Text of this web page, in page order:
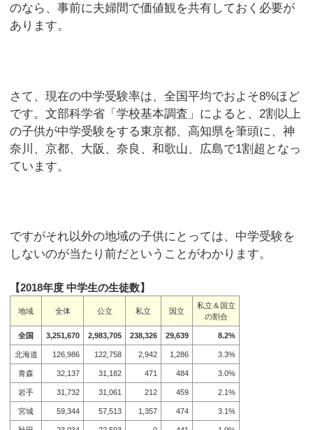
のなら、事前に夫婦間で価値観を共有しておく必要が
あります。
さて、現在の中学受験率は、全国平均でおよそ8%ほど
です。文部科学省「学校基本調査」によると、2割以上
の子供が中学受験をする東京都、高知県を筆頭に、神
奈川、京都、大阪、奈良、和歌山、広島で1割超となっ
ています。
ですがそれ以外の地域の子供にとっては、中学受験を
しないのが当たり前だということがわかります。
【2018年度 中学生の生徒数】
地域 全体 公立 私立 国立
私立＆国立
の割合
全国 3,251,670 2,983,705 238,326 29,639 8.2%
北海道 126,986 122,758 2,942 1,286 3.3%
青森 32,137 31,182 471 484 3.0%
岩手 31,732 31,061 212 459 2.1%
宮城 59,344 57,513 1,357 474 3.1%